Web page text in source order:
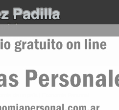
de un país | Economía Personal